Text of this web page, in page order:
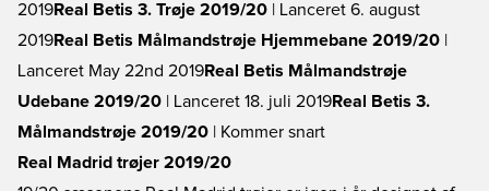
2019Real Betis 3. Trøje 2019/20 | Lanceret 6. august
2019Real Betis Målmandstrøje Hjemmebane 2019/20
Lanceret May 22nd 2019Real Betis Målmandstrøje
Udebane 2019/20 | Lanceret 18. juli 2019Real Betis 3.
Målmandstrøje 2019/20 | Kommer snart
Real Madrid trøjer 2019/20